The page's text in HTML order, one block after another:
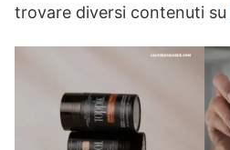
trovare diversi contenuti su